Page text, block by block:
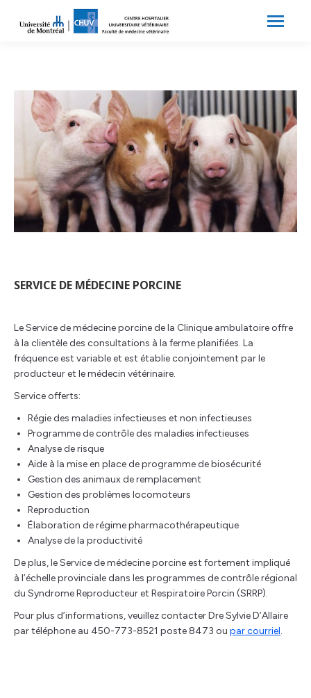
SERVICE DE MÉDECINE PORCINE
Le Service de médecine porcine de la Clinique ambulatoire offre
à la clientèle des consultations à la ferme planifiées. La
fréquence est variable et est établie conjointement par le
producteur et le médecin vétérinaire.
Service offerts:
Régie des maladies infectieuses et non infectieuses
Programme de contrôle des maladies infectieuses
Analyse de risque
Aide à la mise en place de programme de biosécurité
Gestion des animaux de remplacement
Gestion des problèmes locomoteurs
Reproduction
Élaboration de régime pharmacothérapeutique
Analyse de la productivité
De plus, le Service de médecine porcine est fortement impliqué
à l’échelle provinciale dans les programmes de contrôle régional
du Syndrome Reproducteur et Respiratoire Porcin (SRRP).
Pour plus d’informations, veuillez contacter Dre Sylvie D’Allaire
par téléphone au 450-773-8521 poste 8473 ou par courriel.